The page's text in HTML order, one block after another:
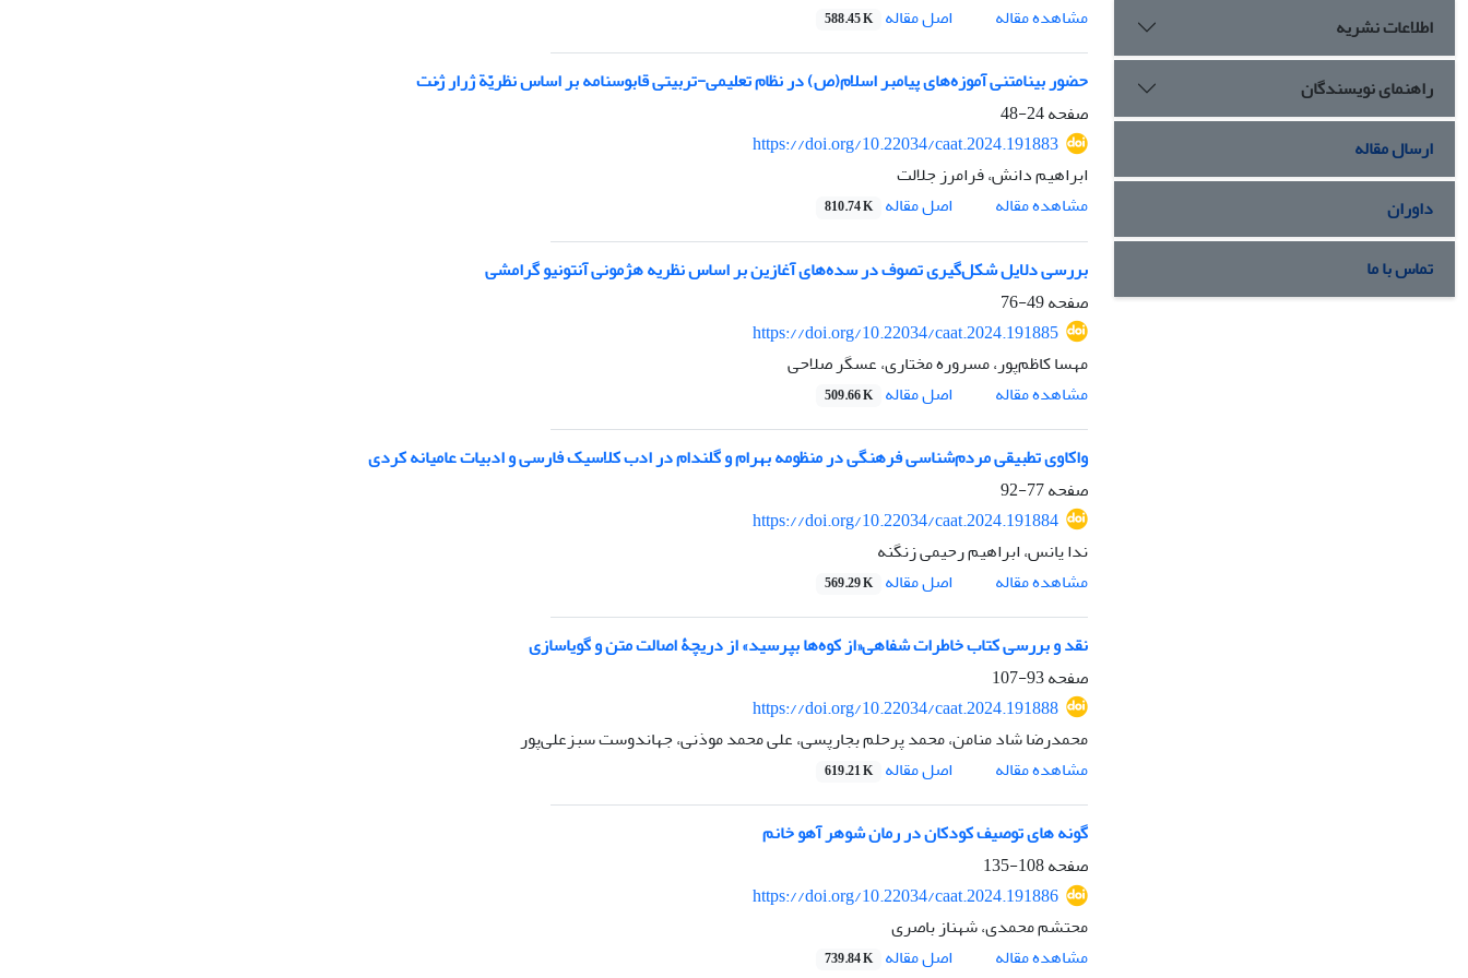
مشاهده مقاله
اصل مقاله 588.45 K
حضور بینامتنی آموزه‌های پیامبر اسلام(ص) در نظام تعلیمی-تربیتی قابوسنامه بر اساس نظریّة ژرار ژُنت
صفحه24-48
https://doi.org/10.22034/caat.2024.191883
ابراهیم دانش، فرامرز جلالت
مشاهده مقاله
اصل مقاله 810.74 K
بررسی دلایل شکل‌گیری تصوف در سده‌های آغازین بر اساس نظریه هژمونی آنتونیو گرامشی
صفحه49-76
https://doi.org/10.22034/caat.2024.191885
مهسا کاظم‌پور، مسروره مختاری، عسگر صلاحی
مشاهده مقاله
اصل مقاله 509.66 K
واکاوی تطبیقی مردم‌شناسی فرهنگی در منظومه بهرام و گلندام در ادب کلاسیک فارسی و ادبیات عامیانه کردی
صفحه77-92
https://doi.org/10.22034/caat.2024.191884
ندا یانس، ابراهیم رحیمی زنگنه
مشاهده مقاله
اصل مقاله 569.29 K
نقد و بررسی کتاب خاطرات شفاهی«از کوه‌ها بپرسید» از دریچۀ اصالت متن و گویاسازی
صفحه93-107
https://doi.org/10.22034/caat.2024.191888
محمدرضا شاد منامن، محمد پرحلم بجارپسی، علی محمد موذنی، جهاندوست سبزعلی‌پور
مشاهده مقاله
اصل مقاله 619.21 K
گونه های توصیف کودکان در رمان شوهر آهو خانم
صفحه108-135
https://doi.org/10.22034/caat.2024.191886
محتشم محمدی، شهناز باصری
مشاهده مقاله
اصل مقاله 739.84 K
اطلاعات نشریه
راهنمای نویسندگان
ارسال مقاله
داوران
تماس با ما